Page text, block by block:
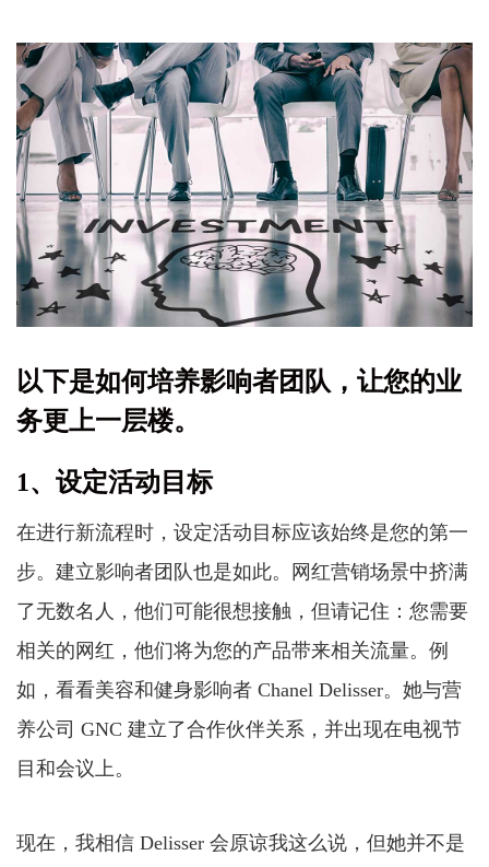
以下是如何培养影响者团队，让您的业
务更上一层楼。
1、设定活动目标
在进行新流程时，设定活动目标应该始终是您的第一
步。建立影响者团队也是如此。网红营销场景中挤满
了无数名人，他们可能很想接触，但请记住：您需要
相关的网红，他们将为您的产品带来相关流量。例
如，看看美容和健身影响者 Chanel Delisser。她与营
养公司 GNC 建立了合作伙伴关系，并出现在电视节
目和会议上。
现在，我相信 Delisser 会原谅我这么说，但她并不是